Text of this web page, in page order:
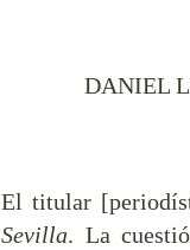
DANIEL
El titular
Sevilla. La